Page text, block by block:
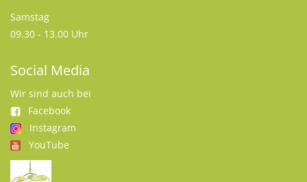
Samstag
09.30 - 13.00 Uhr
Social Media
Wir sind auch bei
Facebook
Instagram
YouTube